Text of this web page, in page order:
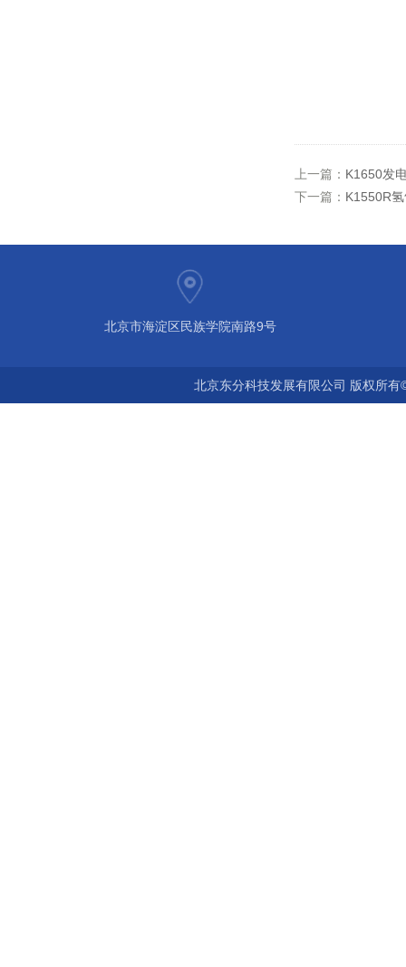
上一篇： K1650发
下一篇： K1550R
北京市海淀区民族学院南路9号
北京东分科技发展有限公司 版权所